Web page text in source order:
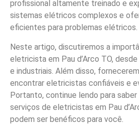
profissional altamente treinado e
sistemas elétricos complexos e
eficientes para problemas elétricos.
Neste artigo, discutiremos a
eletricista em Pau d’Arco TO,
e industriais. Além disso,
encontrar eletricistas confiáveis e
Portanto, continue lendo para saber
serviços de eletricistas em Pau
podem ser benéficos para você.